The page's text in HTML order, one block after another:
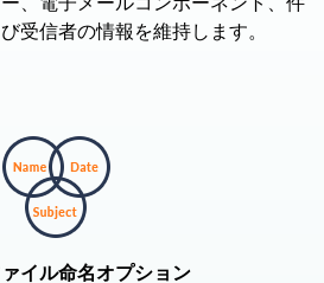
受信者の情報を維持します。
イル命名オプション